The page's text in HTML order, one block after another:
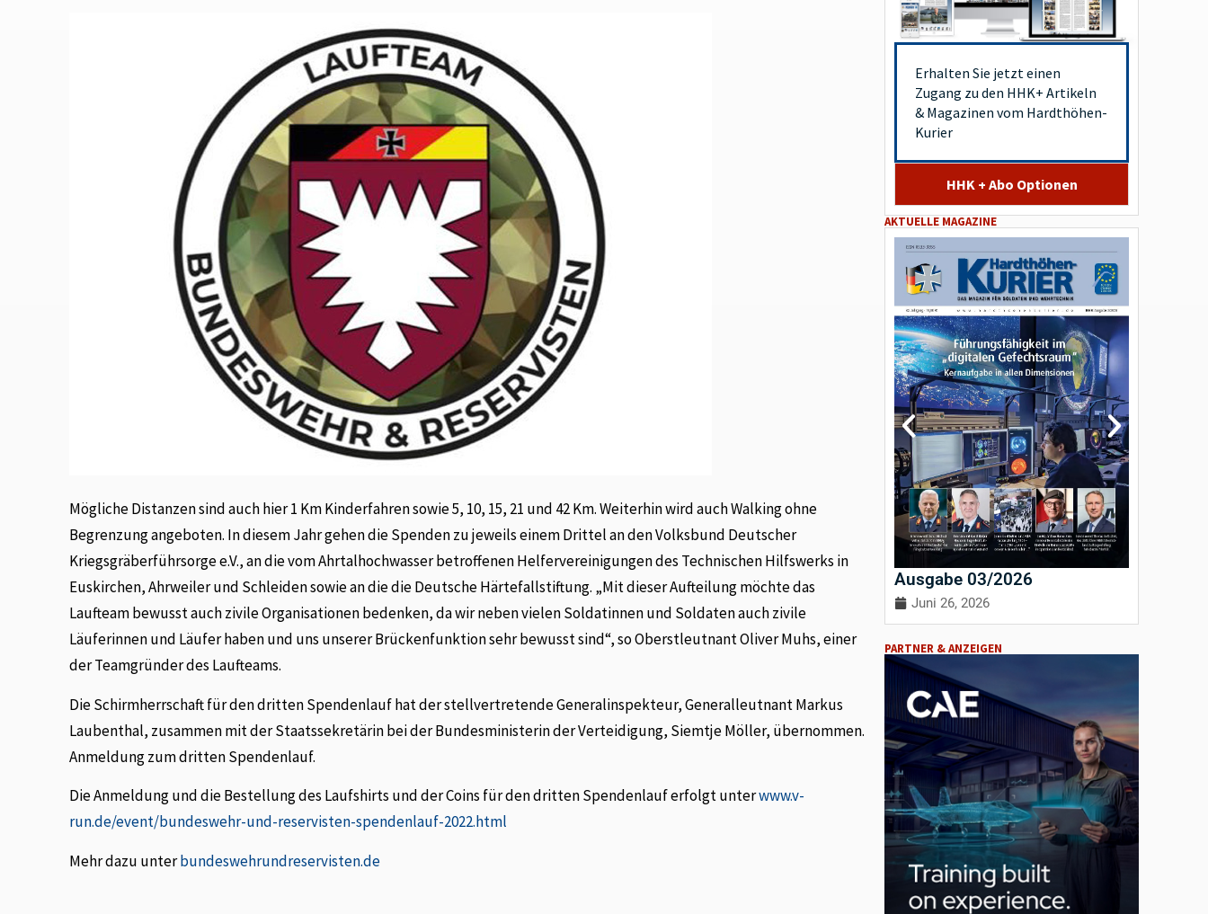
Mögliche Distanzen sind auch hier 1 Km Kinderfahren sowie 5, 10, 15, 21 und 42 Km. Weiterhin wird auch Walking ohne
Begrenzung angeboten. In diesem Jahr gehen die Spenden zu jeweils einem Drittel an den Volksbund Deutscher
Kriegsgräberführsorge e.V., an die vom Ahrtalhochwasser betroffenen Helfervereinigungen des Technischen Hilfswerks in
Euskirchen, Ahrweiler und Schleiden sowie an die die Deutsche Härtefallstiftung. „Mit dieser Aufteilung möchte das
Laufteam bewusst auch zivile Organisationen bedenken, da wir neben vielen Soldatinnen und Soldaten auch zivile
Läuferinnen und Läufer haben und uns unserer Brückenfunktion sehr bewusst sind“, so Oberstleutnant Oliver Muhs, einer
der Teamgründer des Laufteams.
Die Schirmherrschaft für den dritten Spendenlauf hat der stellvertretende Generalinspekteur, Generalleutnant Markus
Laubenthal, zusammen mit der Staatssekretärin bei der Bundesministerin der Verteidigung, Siemtje Möller, übernommen.
Anmeldung zum dritten Spendenlauf.
Die Anmeldung und die Bestellung des Laufshirts und der Coins für den dritten Spendenlauf erfolgt unterwww.v-
run.de/event/bundeswehr-und-reservisten-spendenlauf-2022.html
Mehr dazu unterbundeswehrundreservisten.de
Erhalten Sie jetzt einen
Zugang zu den HHK+ Artikeln
& Magazinen vom Hardthöhen-
Kurier
HHK + Abo Optionen
AKTUELLE MAGAZINE
Ausgabe 03/2026
Juni 26, 2026
PARTNER & ANZEIGEN